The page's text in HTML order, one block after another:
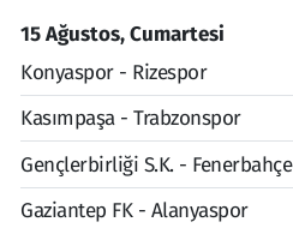
15 Ağustos, Cumartesi
Konyaspor - Rizespor
Kasımpaşa - Trabzonspor
Gençlerbirliği S.K. - Fenerbahçe
Gaziantep FK - Alanyaspor